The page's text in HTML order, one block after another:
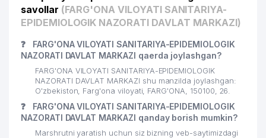
savollar (FARG'ONA VILOYATI SANITARIYA-
EPIDEMIOLOGIK NAZORATI DAVLAT MARKAZI)
❓
FARG'ONA VILOYATI SANITARIYA-EPIDEMIOLOGIK
NAZORATI DAVLAT MARKAZI qaerda joylashgan?
FARG'ONA VILOYATI SANITARIYA-EPIDEMIOLOGIK
NAZORATI DAVLAT MARKAZI shu manzilda joylashgan:
O'zbekiston, Farg'ona viloyati, FARG'ONA, 150100, 26.
❓
FARG'ONA VILOYATI SANITARIYA-EPIDEMIOLOGIK
NAZORATI DAVLAT MARKAZI qanday borish mumkin?
Marshrutni yaratish uchun siz bizning veb-saytimizdagi